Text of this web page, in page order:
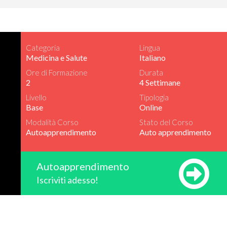
Categoria
Medicina e Salute
Ore di Formazione
2
Livello
Base
Modalità Corso
Autoapprendimento
Lingua
Italiano
Durata
4 Settimane
Tipologia
Online
Stato del Corso
Auto apprendimento
Autoapprendimento
Iscriviti adesso!